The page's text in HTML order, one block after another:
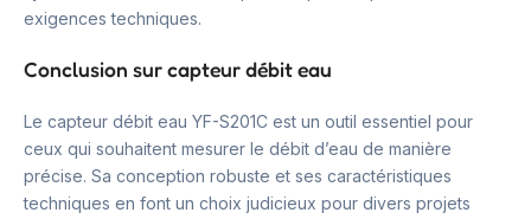
exigences techniques.
Conclusion sur capteur débit eau
Le capteur débit eau YF-S201C est un outil essentiel pour
ceux qui souhaitent mesurer le débit d’eau de manière
précise. Sa conception robuste et ses caractéristiques
techniques en font un choix judicieux pour divers projets